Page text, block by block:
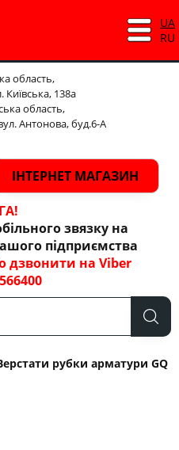
область,
Київська, 138а
область,
Антонова, буд.6-А
ІНТЕРНЕТ МАГАЗИН
звязку на
підприємства
на Viber
UA
RU
рубки арматури GQ